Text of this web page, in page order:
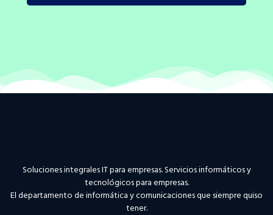
Soluciones integrales IT para empresas. Servicios informáticos y
tecnológicos para empresas.
El departamento de informática y comunicaciones que siempre quiso
tener.